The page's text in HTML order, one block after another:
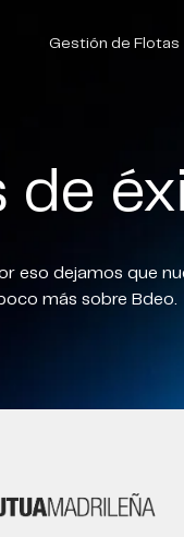
Gestión de Flotas
de
eso dejamos que
más sobre Bdeo.